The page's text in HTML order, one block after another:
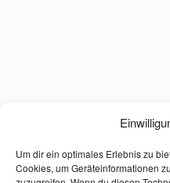
Um dir ein optimales Erlebnis zu
Cookies, um Geräteinformationen